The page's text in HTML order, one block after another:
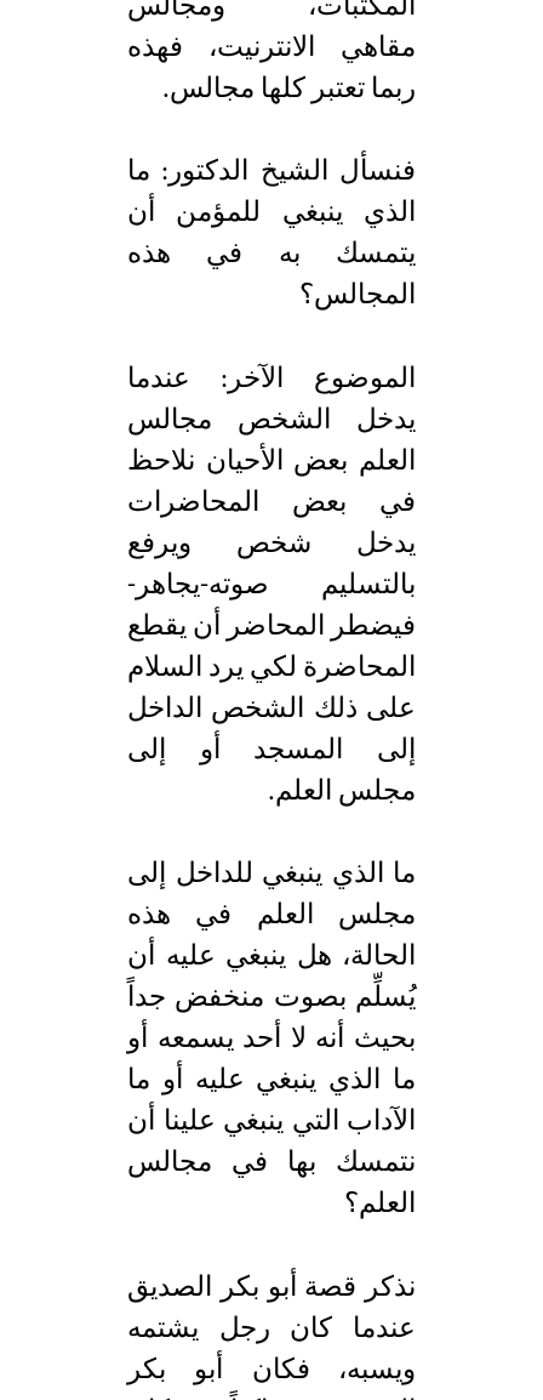
المكتبات، ومجالس
مقاهي الانترنيت، فهذه
ربما تعتبر كلها مجالس.
فنسأل الشيخ الدكتور: ما
الذي ينبغي للمؤمن أن
يتمسك به في هذه
المجالس؟
الموضوع الآخر: عندما
يدخل الشخص مجالس
العلم بعض الأحيان نلاحظ
في بعض المحاضرات
يدخل شخص ويرفع
بالتسليم صوته-يجاهر-
فيضطر المحاضر أن يقطع
المحاضرة لكي يرد السلام
على ذلك الشخص الداخل
إلى المسجد أو إلى
مجلس العلم.
ما الذي ينبغي للداخل إلى
مجلس العلم في هذه
الحالة، هل ينبغي عليه أن
يُسلِّم بصوت منخفض جداً
بحيث أنه لا أحد يسمعه أو
ما الذي ينبغي عليه أو ما
الآداب التي ينبغي علينا أن
نتمسك بها في مجالس
العلم؟
نذكر قصة أبو بكر الصديق
عندما كان رجل يشتمه
ويسبه، فكان أبو بكر